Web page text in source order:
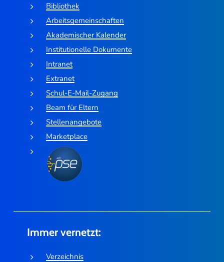
Bibliothek
Arbeitsgemeinschaften
Akademischer Kalender
Institutionelle Dokumente
Intranet
Extranet
Schul-E-Mail-Zugang
Beam für Eltern
Stellenangebote
Marketplace
Immer vernetzt:
Verzeichnis